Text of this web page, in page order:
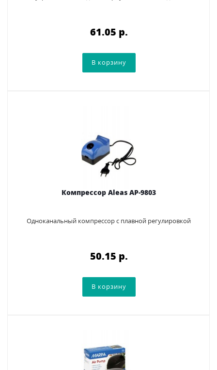
61.05 p.
Компрессор Aleas AP-9803
Одноканальный компрессор с плавной регулировкой
50.15 p.